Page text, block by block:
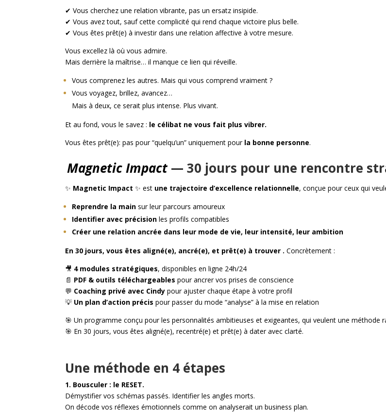
✔ Vous cherchez une relation vibrante, pas un ersatz insipide.
✔ Vous avez tout, sauf cette complicité qui rend chaque victoire plus belle.
✔ Vous êtes prêt(e) à investir dans une relation affective à votre mesure.
Vous excellez là où vous admire.
Mais derrière la maîtrise… il manque ce lien qui réveille.
Vous comprenez les autres. Mais qui vous comprend vraiment ?
Vous voyagez, brillez, avancez…
Mais à deux, ce serait plus intense. Plus vivant.
Et au fond, vous le savez : le célibat ne vous fait plus vibrer.
Vous êtes prêt(e): pas pour “quelqu’un” uniquementpour la bonne personne.
Magnetic Impact — 30 jours pour une rencontre
✨ Magnetic Impact ✨est une trajectoire d’excellence relationnelle, conçue pour ceux qui
Reprendre la main sur leur parcours amoureux
Identifier avec précision les profils compatibles
Créer une relation ancrée dans leur mode de vie, leur intensité, leur ambition
En 30 jours, vous êtes aligné(e), ancré(e), et prêt(e) à trouver . Concrètement :
🎥 4 modules stratégiques, disponibles en ligne 24h/24
📄 PDF & outils téléchargeables pour ancrer vos prises de conscience
💬 Coaching privé avec Cindy pour ajuster chaque étape à votre profil
💡 Un plan d’action précis pour passer du mode “analyse” à la mise en relation
🎯 Un programme conçu pour les personnalités ambitieuses et exigeantes, qui veulent une méthode
🎯 En 30 jours, vous êtes aligné(e), recentré(e) et prêt(e) à dater avec clarté.
Une méthode en 4 étapes
1. Bousculer : le RESET.
Démystifier vos schémas passés. Identifier les angles morts.
On décode vos réflexes émotionnels comme on analyserait un business plan.